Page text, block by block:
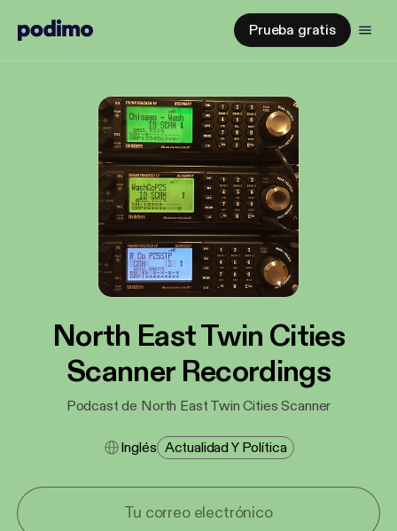
Prueba gratis
North East Twin Cities
Scanner Recordings
Podcast de North East Twin Cities Scanner
Inglés Actualidad Y Política